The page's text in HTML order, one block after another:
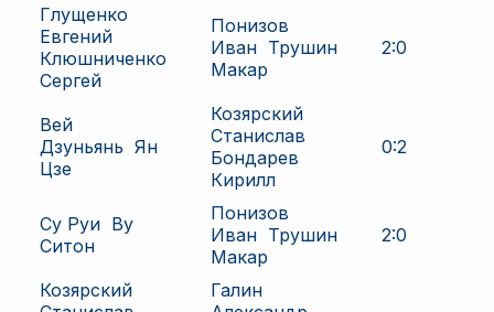
Глущенко
Евгений
Клюшниченко
Сергей
Понизов
Иван Трушин
Макар
2:0
Вей
Дзуньянь Ян
Цзе
Козярский
Станислав
Бондарев
Кирилл
0:2
Су Руи Ву
Ситон
Понизов
Иван Трушин
Макар
2:0
Козярский
Галин